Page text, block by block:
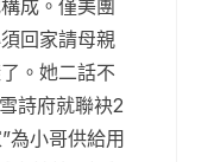
成。僅美團
回家請母親
。她二話不
詩府就聯袂2
為小哥供給用